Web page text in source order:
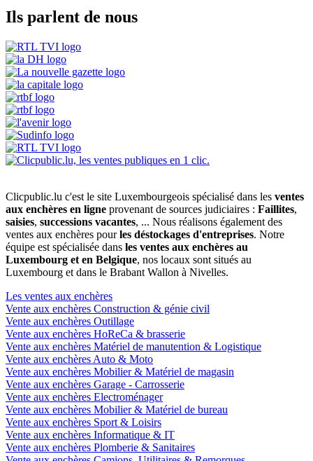
Ils parlent de nous
Clicpublic.lu c'est le site Luxembourgeois spécialisé dans les ventes
aux enchères en ligne provenant de sources judiciaires : Faillites,
saisies, successions vacantes, ... Nous réalisons également des
ventes aux enchères pourles déstockages d'entreprises. Notre
équipe est spécialisée dans les ventes aux enchères au
Luxembourg et en Belgique, nos locaux sont situés au
Luxembourg et dans le Brabant Wallon à Nivelles.
Les ventes aux enchères
Vente aux enchères Construction & génie civil
Vente aux enchères Outillage
Vente aux enchères HoReCa & brasserie
Vente aux enchères Matériel de manutention & Logistique
Vente aux enchères Auto & Moto
Vente aux enchères Mobilier & Matériel de magasin
Vente aux enchères Garage - Carrosserie
Vente aux enchères Electroménager
Vente aux enchères Mobilier & Matériel de bureau
Vente aux enchères Sport & Loisirs
Vente aux enchères Informatique & IT
Vente aux enchères Plomberie & Sanitaires